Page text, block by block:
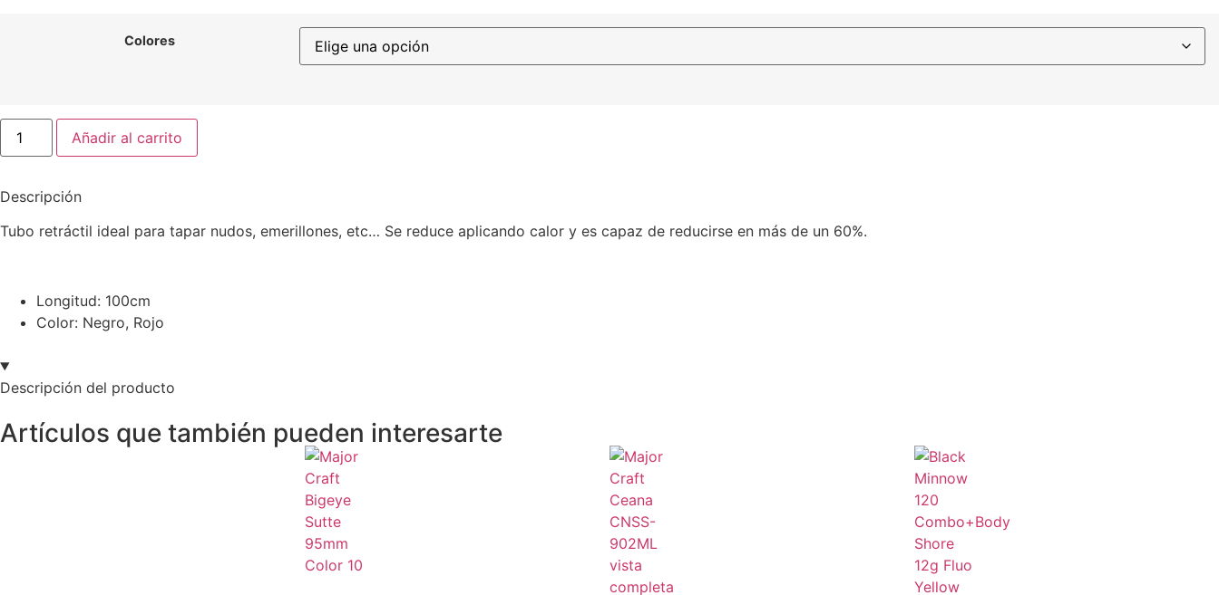
Colores
Añadir al carrito
Descripción
Tubo retráctil ideal para tapar nudos, emerillones, etc… Se reduce aplicando calor y es capaz de reducirse en más de un 60%.
Longitud: 100cm
Color: Negro, Rojo
Descripción del producto
Artículos que también pueden interesarte